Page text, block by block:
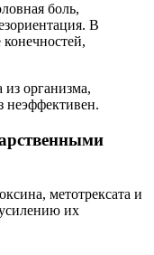
боль,
В
из организма,
неэффективен.
метотрексата и
их